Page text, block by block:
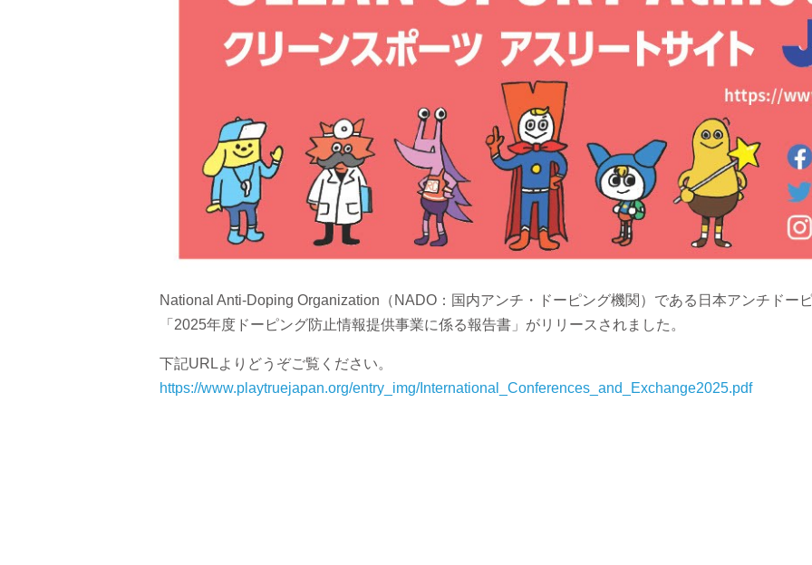
National Anti-Doping Organization（NADO：国内アンチ・ドーピング機関）である日本アンチドー
「2025年度ドーピング防止情報提供事業に係る報告書」がリリースされました。
下記URLよりどうぞご覧ください。
https://www.playtruejapan.org/entry_img/International_Conferences_and_Exchange2025.pdf